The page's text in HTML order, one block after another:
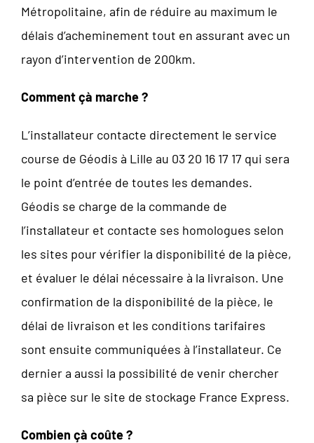
Métropolitaine, afin de réduire au maximum le
délais d’acheminement tout en assurant avec un
rayon d’intervention de 200km.
Comment çà marche ?
L’installateur contacte directement le service
course de Géodis à Lille au 03 20 16 17 17 qui sera
le point d’entrée de toutes les demandes.
Géodis se charge de la commande de
l’installateur et contacte ses homologues selon
les sites pour vérifier la disponibilité de la pièce,
et évaluer le délai nécessaire à la livraison. Une
confirmation de la disponibilité de la pièce, le
délai de livraison et les conditions tarifaires
sont ensuite communiquées à l’installateur. Ce
dernier a aussi la possibilité de venir chercher
sa pièce sur le site de stockage France Express.
Combien çà coûte ?